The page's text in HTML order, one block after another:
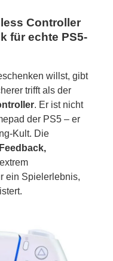
Controller
für echte PS5-
willst, gibt
trifft als der
. Er ist nicht
der PS5 – er
Kult. Die
ein Spielerlebnis,